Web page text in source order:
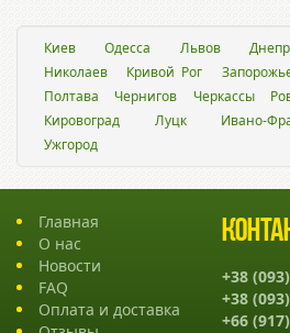
Киев Одесса Львов
Николаев
Кривой Рог
Полтава
Чернигов Черкассы
Кировоград
Луцк Ивано-
Ужгород
Главная
О нас
Новости
FAQ
Оплата и доставка
+38
+38
+66